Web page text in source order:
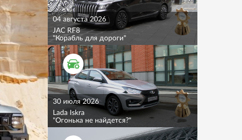
04 августа 2026
JAC RF8
"Корабль для дороги"
ТЕСТ ДРАЙВ
30 июля 2026
Lada Iskra
"Огонька не найдется?"